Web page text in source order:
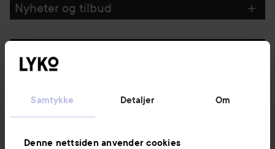
Samtykke Detaljer Om
Denne nettsiden anvender cookies
Nyheter og tilbud
Kundeservice
Informasjon